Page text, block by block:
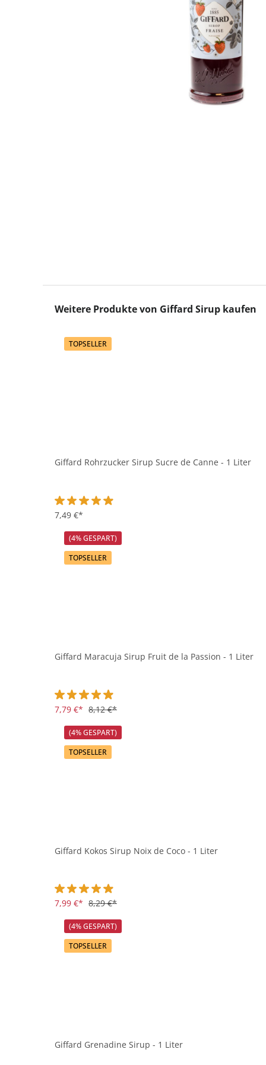
Produktgalerie überspringen
Weitere Produkte von Giffard Sirup kaufen
TOPSELLER
Giffard Rohrzucker Sirup Sucre de Canne - 1 Liter
Durchschnittliche Bewertung von 4.9 von 5 Sternen
7,49 €*
(4% GESPART)
TOPSELLER
Giffard Maracuja Sirup Fruit de la Passion - 1 Liter
Durchschnittliche Bewertung von 4.9 von 5 Sternen
7,79 €* 8,12 €*
(4% GESPART)
TOPSELLER
Giffard Kokos Sirup Noix de Coco - 1 Liter
Durchschnittliche Bewertung von 4.9 von 5 Sternen
7,99 €* 8,29 €*
(4% GESPART)
TOPSELLER
Giffard Grenadine Sirup - 1 Liter